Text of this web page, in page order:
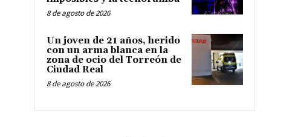
8 de agosto de 2026
Un joven de 21 años, herido
con un arma blanca en la
zona de ocio del Torreón de
Ciudad Real
8 de agosto de 2026